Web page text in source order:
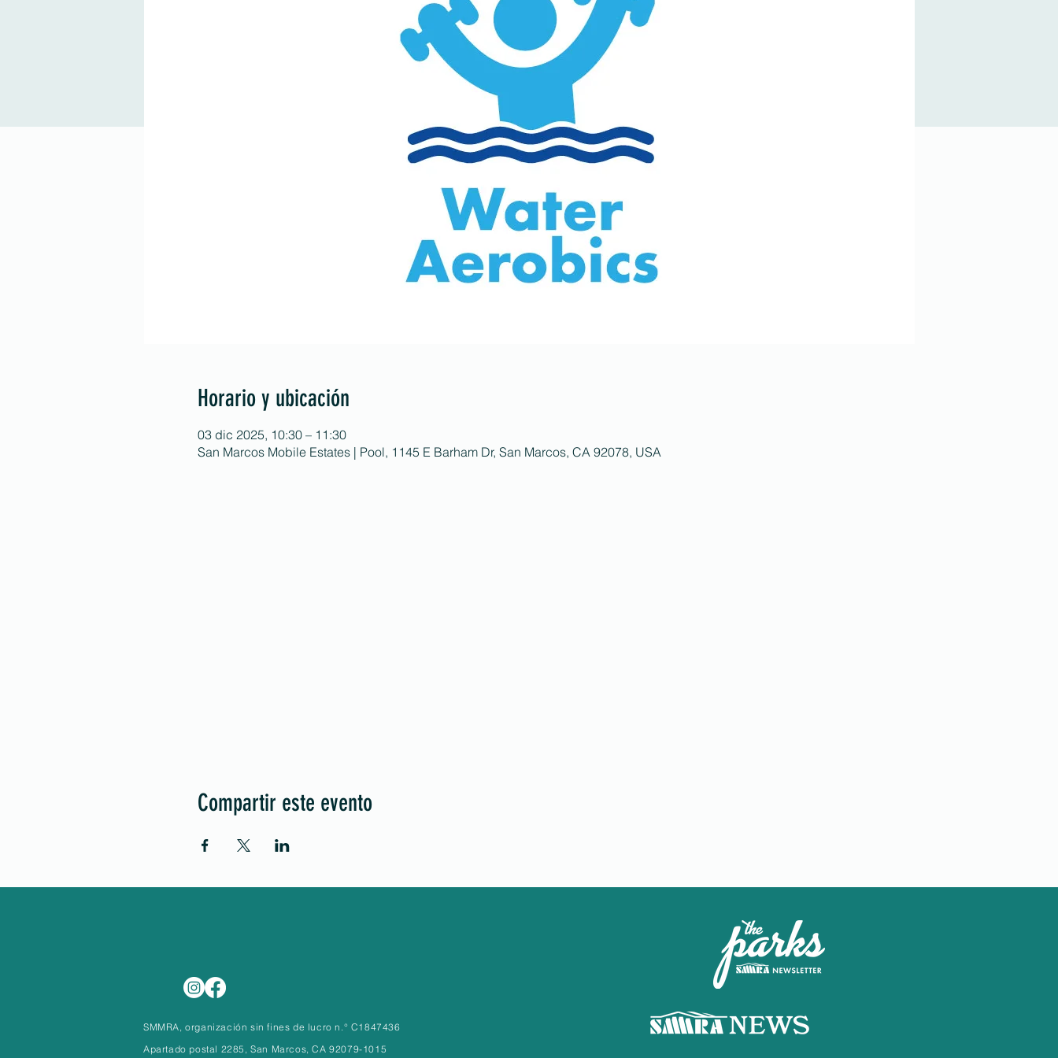
Horario y ubicación
03 dic 2025, 10:30 – 11:30
San Marcos Mobile Estates | Pool, 1145 E Barham Dr, San Marcos, CA 92078, USA
Compartir este evento
SMMRA, organización sin fines de lucro n.° C1847436
Apartado postal 2285, San Marcos, CA 92079-1015